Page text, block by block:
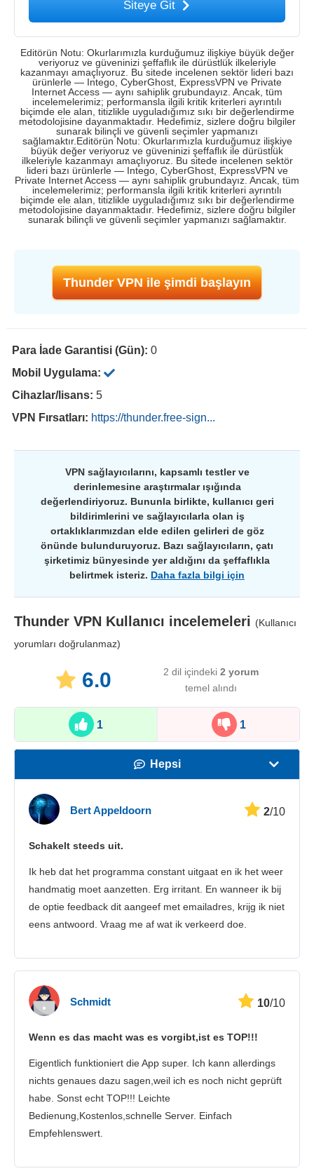
Siteye Git
Editörün Notu: Okurlarımızla kurduğumuz ilişkiye büyük değer
veriyoruz ve güveninizi şeffaflık ile dürüstlük ilkeleriyle
kazanmayı amaçlıyoruz. Bu sitede incelenen sektör lideri bazı
ürünlerle — Intego, CyberGhost, ExpressVPN ve Private
Internet Access — aynı sahiplik grubundayız. Ancak, tüm
incelemelerimiz; performansla ilgili kritik kriterleri ayrıntılı
biçimde ele alan, titizlikle uyguladığımız sıkı bir değerlendirme
metodolojisine dayanmaktadır. Hedefimiz, sizlere doğru bilgiler
sunarak bilinçli ve güvenli seçimler yapmanızı
sağlamaktır.Editörün Notu: Okurlarımızla kurduğumuz ilişkiye
büyük değer veriyoruz ve güveninizi şeffaflık ile dürüstlük
ilkeleriyle kazanmayı amaçlıyoruz. Bu sitede incelenen sektör
lideri bazı ürünlerle — Intego, CyberGhost, ExpressVPN ve
Private Internet Access — aynı sahiplik grubundayız. Ancak, tüm
incelemelerimiz; performansla ilgili kritik kriterleri ayrıntılı
biçimde ele alan, titizlikle uyguladığımız sıkı bir değerlendirme
metodolojisine dayanmaktadır. Hedefimiz, sizlere doğru bilgiler
sunarak bilinçli ve güvenli seçimler yapmanızı sağlamaktır.
Thunder VPN ile şimdi başlayın
Para İade Garantisi (Gün): 0
Mobil Uygulama:
Cihazlar/lisans: 5
VPN Fırsatları: https://thunder.free-sign...
VPN sağlayıcılarını, kapsamlı testler ve
derinlemesine araştırmalar ışığında
değerlendiriyoruz. Bununla birlikte, kullanıcı geri
bildirimlerini ve sağlayıcılarla olan iş
ortaklıklarımızdan elde edilen gelirleri de göz
önünde bulunduruyoruz. Bazı sağlayıcıların, çatı
şirketimiz bünyesinde yer aldığını da şeffaflıkla
belirtmek isteriz. Daha fazla bilgi için
Thunder VPN Kullanıcı incelemeleri (Kullanıcı
yorumları doğrulanmaz)
6.0 2 dil içindeki 2 yorum
temel alındı
1 1
Hepsi
Müşteri hizmetleri
Bert Appeldoorn 2/10
Schakelt steeds uit.
Ik heb dat het programma constant uitgaat en ik het weer
handmatig moet aanzetten. Erg irritant. En wanneer ik bij
de optie feedback dit aangeef met emailadres, krijg ik niet
eens antwoord. Vraag me af wat ik verkeerd doe.
Schmidt 10/10
Wenn es das macht was es vorgibt,ist es TOP!!!
Eigentlich funktioniert die App super. Ich kann allerdings
nichts genaues dazu sagen,weil ich es noch nicht geprüft
habe. Sonst echt TOP!!! Leichte
Bedienung,Kostenlos,schnelle Server. Einfach
Empfehlenswert.